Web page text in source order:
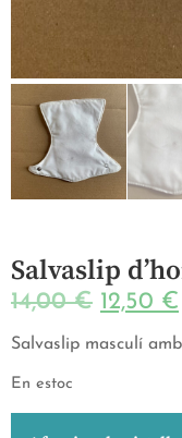
Salvaslip
14,00€ 12,50 €
Salvaslip masculí
En estoc